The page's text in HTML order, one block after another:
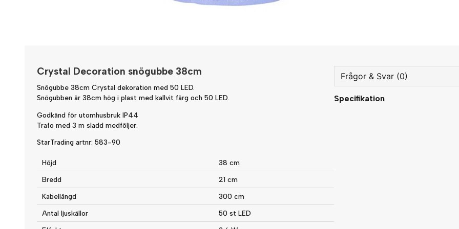
Crystal Decoration snögubbe 38cm
Snögubbe 38cm Crystal dekoration med 50 LED.
Snögubben är 38cm hög i plast med kallvit färg och 50 LED.
Godkänd för utomhusbruk IP44
Trafo med 3 m sladd medföljer.
StarTrading artnr: 583-90
Höjd 38 cm
Bredd 21 cm
Kabellängd 300 cm
Antal ljuskällor 50 st LED
Frågor & Svar (0)
question
Specifikation